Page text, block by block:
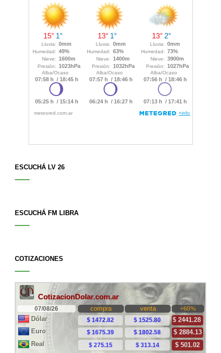
ESCUCHÁ LV 26
ESCUCHÁ FM LIBRA
COTIZACIONES